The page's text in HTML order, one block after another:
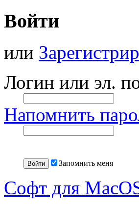
Войти
или
Логин или эл.
Напомнить
Запомнить меня
Софт для